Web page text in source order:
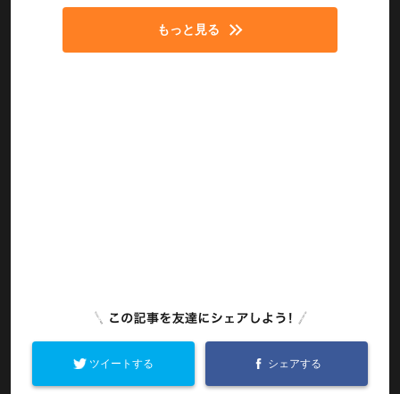
もっと見る
ツイートする シェアする